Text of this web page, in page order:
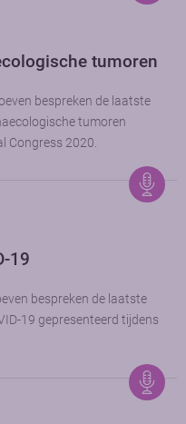
tumoren
bespreken de laatste
tumoren
Congress 2020.
19
bespreken de laatste
19 gepresenteerd tijdens